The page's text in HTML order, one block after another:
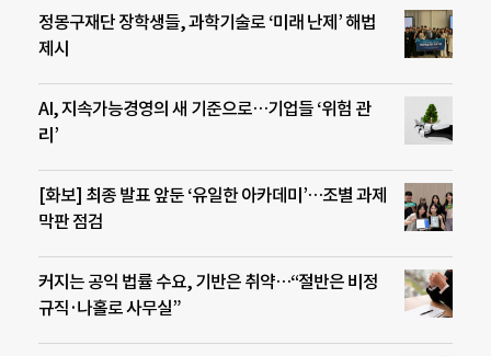
정몽구재단 장학생들, 과학기술로 ‘미래 난제’ 해법
제시
AI, 지속가능경영의 새 기준으로…기업들 ‘위험 관
리’
[화보] 최종 발표 앞둔 ‘유일한 아카데미’…조별 과제
막판 점검
커지는 공익 법률 수요, 기반은 취약…“절반은 비정
규직·나홀로 사무실”